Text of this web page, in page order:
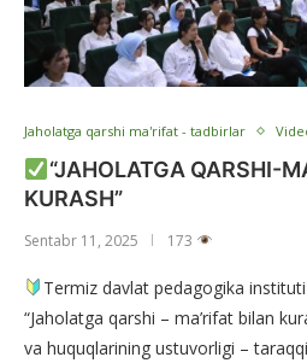
Jaholatga qarshi ma'rifat - tadbirlar
“JAHOLATGA QARSHI-
KURASH”
Sentabr 11, 2025 173
Termiz davlat pedagogika
“Jaholatga qarshi – ma’rifat bilan
va huquqlarining ustuvorligi –